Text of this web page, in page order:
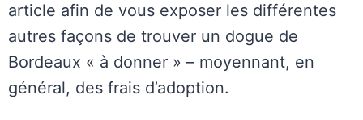
article afin de vous exposer les différentes
autres façons de trouver un dogue de
Bordeaux « à donner » – moyennant, en
général, des frais d’adoption.